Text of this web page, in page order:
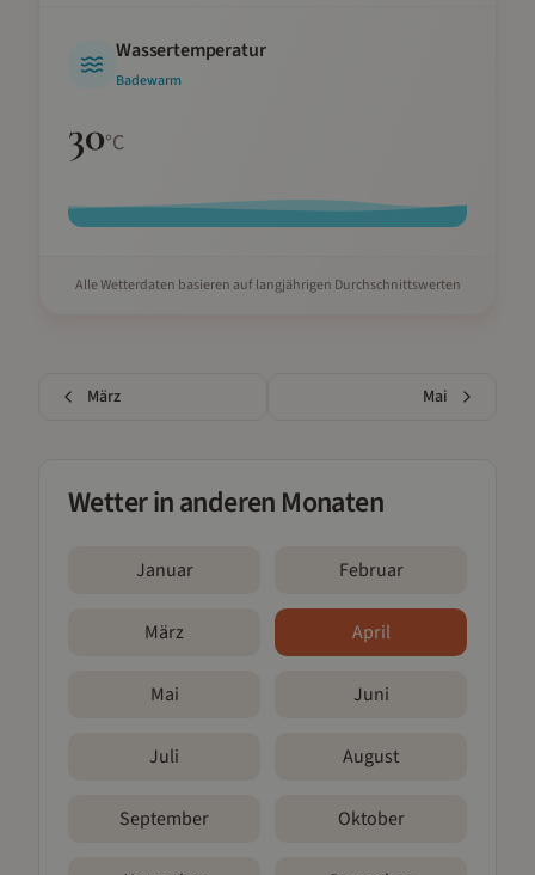
Wassertemperatur
Badewarm
30°C
Alle Wetterdaten basieren auf langjährigen Durchschnittswerten
März Mai
Wetter in anderen Monaten
Januar Februar
März April
Mai Juni
Juli August
September Oktober